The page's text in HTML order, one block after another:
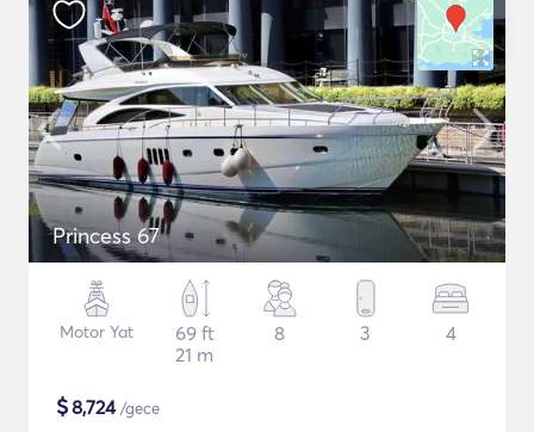
Princess 67
Motor Yat
69 ft
21 m
8 3 4
$8,724/gece